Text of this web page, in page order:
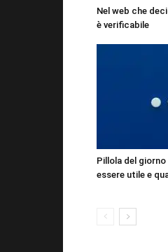
Nel web che
è verificabile
Pillola del
essere utile e